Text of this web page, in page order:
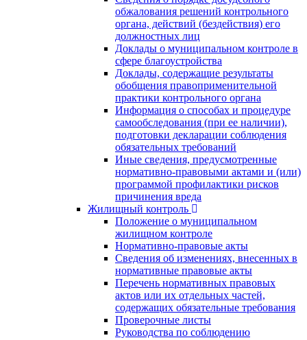
обжалования решений контрольного
органа, действий (бездействия) его
должностных лиц
Доклады о муниципальном контроле в
сфере благоустройства
Доклады, содержащие результаты
обобщения правоприменительной
практики контрольного органа
Информация о способах и процедуре
самообследования (при ее наличии),
подготовки декларации соблюдения
обязательных требований
Иные сведения, предусмотренные
нормативно-правовыми актами и (или)
программой профилактики рисков
причинения вреда
Жилищный контроль
Положение о муниципальном
жилищном контроле
Нормативно-правовые акты
Сведения об изменениях, внесенных в
нормативные правовые акты
Перечень нормативных правовых
актов или их отдельных частей,
содержащих обязательные требования
Проверочные листы
Руководства по соблюдению